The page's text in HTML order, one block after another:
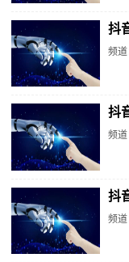
抖
频道
抖
频道
抖
频道